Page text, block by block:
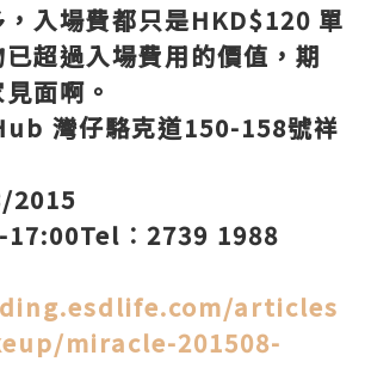
入場費都只是HKD$120 單
超過入場費用的價值， 期
面啊。
灣仔駱克道150-158號祥
2015
17:00Tel︰2739 1988
articles
miracle-201508-